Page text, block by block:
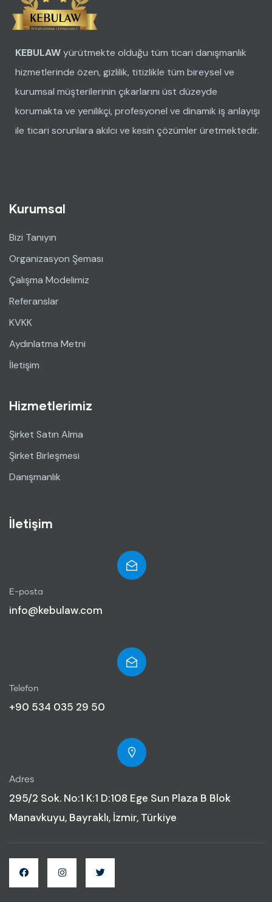
KEBULAWyürütmekte olduğu tüm ticari danışmanlık
hizmetlerinde özen, gizlilik, titizlikle tüm bireysel ve
kurumsal müşterilerinin çıkarlarını üst düzeyde
korumakta ve yenilikçi, profesyonel ve dinamik iş anlayışı
ile ticari sorunlara akılcı ve kesin çözümler üretmektedir.
Kurumsal
Bizi Tanıyın
Organizasyon Şeması
Çalışma Modelimiz
Referanslar
KVKK
Aydınlatma Metni
İletişim
Hizmetlerimiz
Şirket Satın Alma
Şirket Birleşmesi
Danışmanlık
İletişim
E-posta
info@kebulaw.com
Telefon
+90 534 035 29 50
Adres
295/2 Sok. No:1 K:1 D:108 Ege Sun Plaza B Blok
Manavkuyu, Bayraklı, İzmir, Türkiye